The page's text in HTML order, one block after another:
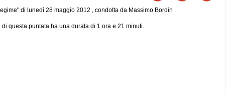
di lunedì 28 maggio 2012 , condotta da Massimo Bordin .
questa puntata ha una durata di 1 ora e 21 minuti.